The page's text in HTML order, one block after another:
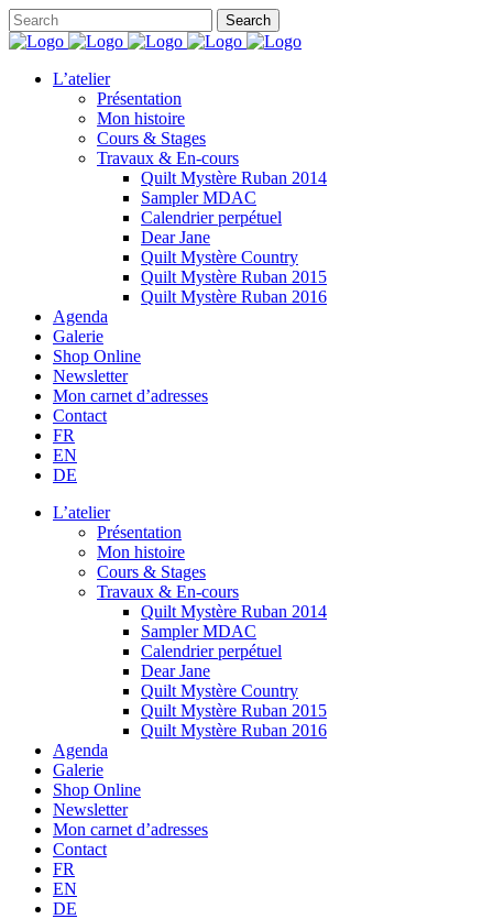
L’atelier
Présentation
Mon histoire
Cours & Stages
Travaux & En-cours
Quilt Mystère Ruban 2014
Sampler MDAC
Calendrier perpétuel
Dear Jane
Quilt Mystère Country
Quilt Mystère Ruban 2015
Quilt Mystère Ruban 2016
Agenda
Galerie
Shop Online
Newsletter
Mon carnet d’adresses
Contact
FR
EN
DE
L’atelier
Présentation
Mon histoire
Cours & Stages
Travaux & En-cours
Quilt Mystère Ruban 2014
Sampler MDAC
Calendrier perpétuel
Dear Jane
Quilt Mystère Country
Quilt Mystère Ruban 2015
Quilt Mystère Ruban 2016
Agenda
Galerie
Shop Online
Newsletter
Mon carnet d’adresses
Contact
FR
EN
DE